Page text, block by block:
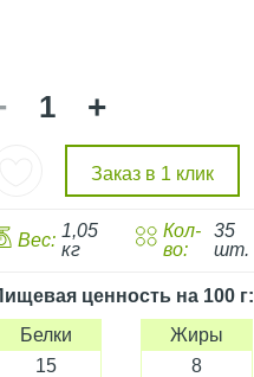
+
Заказ в 1 клик
Вес: 1,05
кг
Кол-
во:
35
шт.
ценностьна 100 г:
Белки
15
Жиры
8